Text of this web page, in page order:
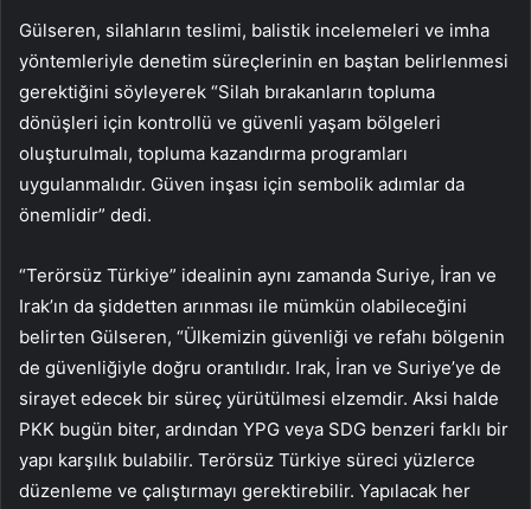
Gülseren, silahların teslimi, balistik incelemeleri ve imha
yöntemleriyle denetim süreçlerinin en baştan belirlenmesi
gerektiğini söyleyerek “Silah bırakanların topluma
dönüşleri için kontrollü ve güvenli yaşam bölgeleri
oluşturulmalı, topluma kazandırma programları
uygulanmalıdır. Güven inşası için sembolik adımlar da
önemlidir” dedi.
“Terörsüz Türkiye” idealinin aynı zamanda Suriye, İran ve
Irak’ın da şiddetten arınması ile mümkün olabileceğini
belirten Gülseren, “Ülkemizin güvenliği ve refahı bölgenin
de güvenliğiyle doğru orantılıdır. Irak, İran ve Suriye’ye de
sirayet edecek bir süreç yürütülmesi elzemdir. Aksi halde
PKK bugün biter, ardından YPG veya SDG benzeri farklı bir
yapı karşılık bulabilir. Terörsüz Türkiye süreci yüzlerce
düzenleme ve çalıştırmayı gerektirebilir. Yapılacak her